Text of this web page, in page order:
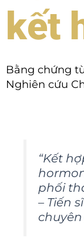
kết
Bằng chứng
Nghiên cứu
“Kết
phối
– Tiến